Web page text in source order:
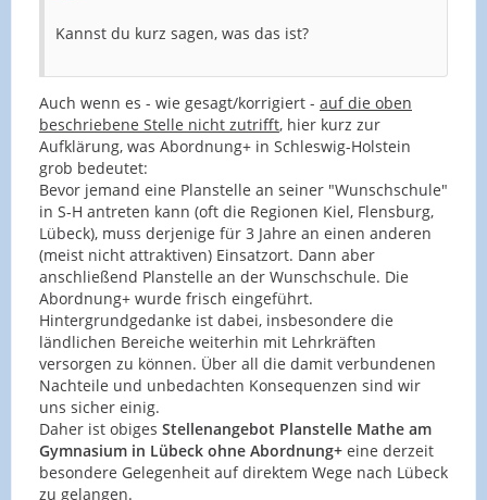
Kannst du kurz sagen, was das ist?
Auch wenn es - wie gesagt/korrigiert - auf die oben
beschriebene Stelle nicht zutrifft, hier kurz zur
Aufklärung, was Abordnung+ in Schleswig-Holstein
grob bedeutet:
Bevor jemand eine Planstelle an seiner "Wunschschule"
in S-H antreten kann (oft die Regionen Kiel, Flensburg,
Lübeck), muss derjenige für 3 Jahre an einen anderen
(meist nicht attraktiven) Einsatzort. Dann aber
anschließend Planstelle an der Wunschschule. Die
Abordnung+ wurde frisch eingeführt.
Hintergrundgedanke ist dabei, insbesondere die
ländlichen Bereiche weiterhin mit Lehrkräften
versorgen zu können. Über all die damit verbundenen
Nachteile und unbedachten Konsequenzen sind wir
uns sicher einig.
Daher ist obiges Stellenangebot Planstelle Mathe am
Gymnasium in Lübeck ohne Abordnung+ eine derzeit
besondere Gelegenheit auf direktem Wege nach Lübeck
zu gelangen.